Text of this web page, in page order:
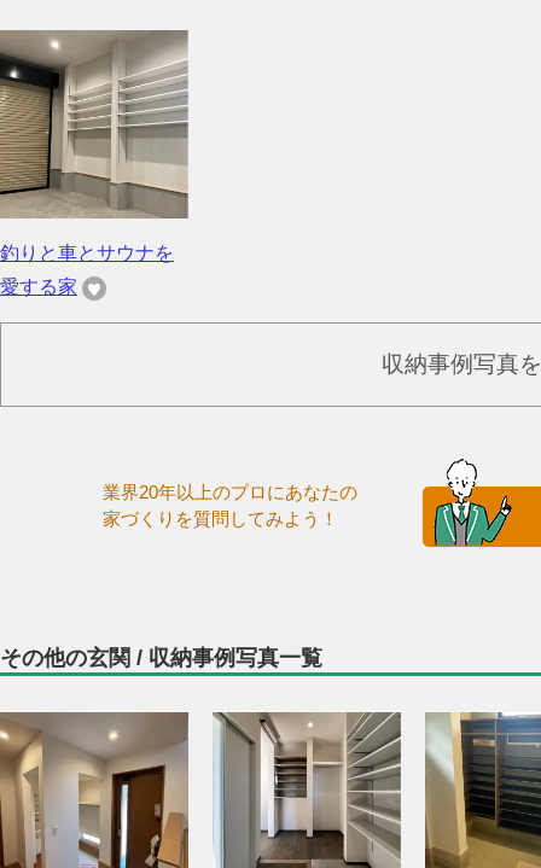
釣りと車とサウナを
愛する家
収納事例写真
業界20年以上のプロにあなたの
家づくりを質問してみよう！
その他の玄関 / 収納事例写真一覧